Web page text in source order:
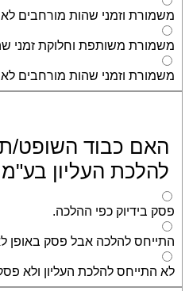
משמורת וזמני שהות מורחבים
משמורת משותפת וחלוקת זמני
משמורת וזמני שהות מורחבים
האם כבוד
להלכת העליון בע"מ 919/15
פסק בידיוק כפי ההלכה.
התייחס להלכה אבל פסק באופן לא
לא התייחס להלכת העליון ולא